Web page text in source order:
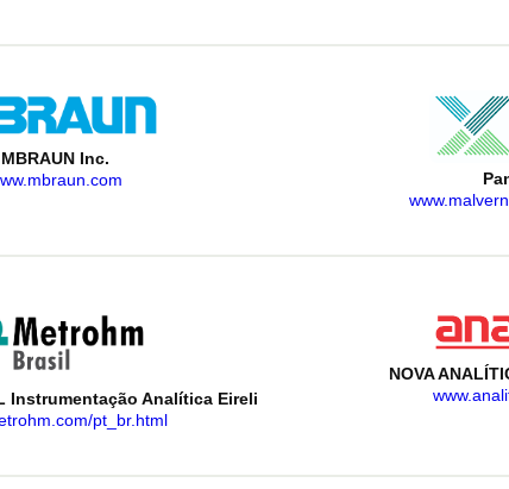
MBRAUN Inc.
Instrumentação Analítica Eireli
pt_br.html
NOVA